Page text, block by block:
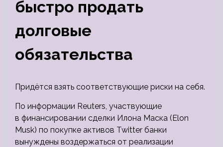
быстро продать
долговые
обязательства
Придётся взять соответствующие риски на себя.
По информации Reuters, участвующие
в финансировании сделки Илона Маска (Elon
Musk) по покупке активов Twitter банки
вынуждены воздержаться от реализации